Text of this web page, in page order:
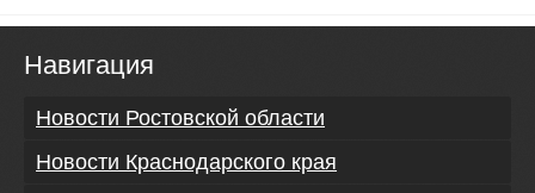
Навигация
Новости Ростовской области
Новости Краснодарского края